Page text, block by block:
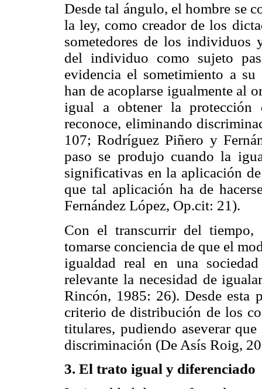
Desde tal ángulo, el hombre se
la ley, como creador de los
sometedores de los individuos
del individuo como sujeto
evidencia el sometimiento a
han de acoplarse igualmente al
igual a obtener la protección
reconoce, eliminando
107; Rodríguez Piñero y
paso se produjo cuando la
significativas en la aplicación
que tal aplicación ha de
Fernández López, Op.cit: 21).
Con el transcurrir del
tomarse conciencia de que el
igualdad real en una
relevante la necesidad de
Rincón, 1985: 26). Desde esta
criterio de distribución de los
titulares, pudiendo aseverar
discriminación (De Asís Roig,
3. El trato igual y diferenciado